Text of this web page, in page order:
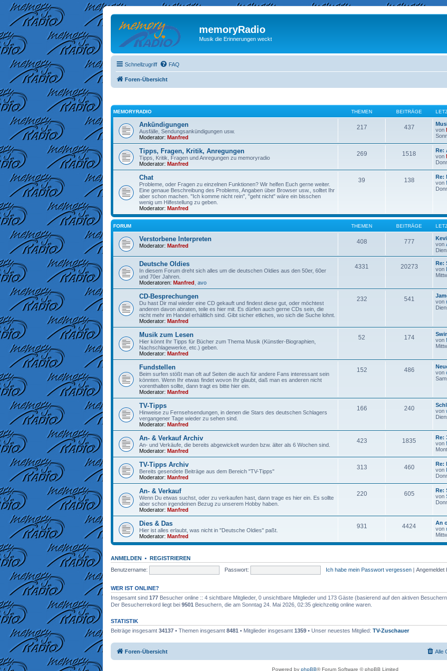
memoryRadio
Musik die Erinnerungen weckt
Schnellzugriff FAQ
Foren-Übersicht
MEMORYRADIO THEMEN BEITRÄGE
Ankündigungen
Ausfälle, Sendungsankündigungen usw.
Moderator: Manfred
217 437
von
Tipps, Fragen, Kritik, Anregungen
Tipps, Kritik, Fragen und Anregungen zu memoryradio
Moderator: Manfred
269 1518
Re:
von
Chat
Probleme, oder Fragen zu einzelnen Funktionen? Wir helfen Euch gerne weiter.
Eine genaue Beschreibung des Problems, Angaben über Browser usw., solltet Ihr
aber schon machen. "Ich komme nicht rein", "geht nicht" wäre ein bisschen
wenig um Hilfestellung zu geben.
Moderator: Manfred
39 138
Re:
von
FORUM THEMEN BEITRÄGE
Verstorbene Interpreten
Moderator: Manfred
408 777
von
Deutsche Oldies
In diesem Forum dreht sich alles um die deutschen Oldies aus den 50er, 60er
und 70er Jahren.
Moderatoren: Manfred avo
4331 20273
Re:
von
CD-Besprechungen
Du hast Dir mal wieder eine CD gekauft und findest diese gut, oder möchtest
anderen davon abraten, teile es hier mit. Es dürfen auch gerne CDs sein, die
nicht mehr im Handel erhältlich sind. Gibt sicher etliches, wo sich die Suche lohnt.
Moderator: Manfred
232 541
von
Musik zum Lesen
Hier könnt Ihr Tipps für Bücher zum Thema Musik (Künstler-Biographien,
Nachschlagewerke, etc.) geben.
Moderator: Manfred
52 174
von
Fundstellen
Beim surfen stößt man oft auf Seiten die auch für andere Fans interessant sein
könnten. Wenn Ihr etwas findet wovon Ihr glaubt, daß man es anderen nicht
vorenthalten sollte, dann tragt es bitte hier ein.
Moderator: Manfred
152 486
von
TV-Tipps
Hinweise zu Fernsehsendungen, in denen die Stars des deutschen Schlagers
vergangener Tage wieder zu sehen sind.
Moderator: Manfred
166 240
von
An- & Verkauf Archiv
An- und Verkäufe, die bereits abgewickelt wurden bzw. älter als 6 Wochen sind.
Moderator: Manfred
423 1835
Re:
von
TV-Tipps Archiv
Bereits gesendete Beiträge aus dem Bereich "TV-Tipps"
Moderator: Manfred
313 460
Re:
von
An- & Verkauf
Wenn Du etwas suchst, oder zu verkaufen hast, dann trage es hier ein. Es sollte
aber schon irgendeinen Bezug zu unserem Hobby haben.
Moderator: Manfred
220 605
Re:
von
Dies & Das
Hier ist alles erlaubt, was nicht in "Deutsche Oldies" paßt.
Moderator: Manfred
931 4424
An
von
ANMELDEN • REGISTRIEREN
Benutzername:
Passwort: Ich habe mein Passwort vergessen | Angemeldet
WER IST ONLINE?
Insgesamt sind 177 Besucher online :: 4 sichtbare Mitglieder, 0 unsichtbare Mitglieder und 173 Gäste (basierend auf den aktiven
Der Besucherrekord liegt bei 9501 Besuchern, die am Sonntag 24. Mai 2026, 02:35 gleichzeitig online waren.
STATISTIK
Beiträge insgesamt 34137 • Themen insgesamt 8481 • Mitglieder insgesamt 1359 • Unser neuestes Mitglied: TV-Zuschauer
Foren-Übersicht Alle
Powered by phpBB® Forum Software © phpBB Limited